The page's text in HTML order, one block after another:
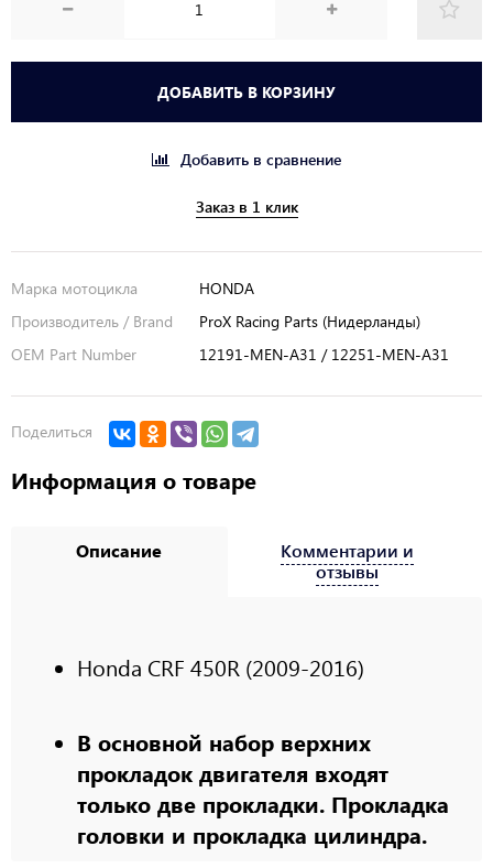
ДОБАВИТЬ В КОРЗИНУ
Добавить в сравнение
Заказ в 1 клик
Марка мотоцикла
HONDA
Производитель / Brand
ProX Racing Parts (Нидерланды)
OEM Part Number
12191-MEN-A31 / 12251-MEN-A31
Поделиться
Информация о товаре
Описание
Honda CRF 450R (2009-2016)
В основной набор верхних
прокладок двигателя входят
только две прокладки. Прокладка
головки и прокладка цилиндра.
Комментарии и
отзывы